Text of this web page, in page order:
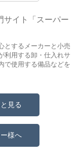
サイト「スーパー
とするメーカーと小売
利用する卸・仕入れサ
で使用する備品などを
見る
様へ